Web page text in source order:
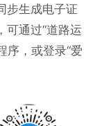
步生成电子证
可通过“道路运
序，或登录“爱